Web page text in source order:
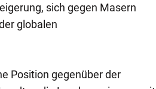
sich gegen Masern
globalen
Position gegenüber der